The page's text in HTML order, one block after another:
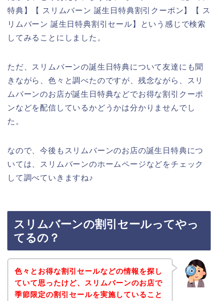
特典】【 スリムバーン 誕生日特典割引クーポン】【 ス
リムバーン 誕生日特典割引セール】という感じで検索
してみることにしました。
ただ、スリムバーンの誕生日特典について友達にも聞
きながら、色々と調べたのですが、残念ながら、スリ
ムバーンのお店が誕生日特典などでお得な割引クーポ
ンなどを配信しているかどうかは分かりませんでし
た。
なので、今後もスリムバーンのお店の誕生日特典につ
いては、スリムバーンのホームページなどをチェック
して調べていきますね♪
スリムバーンの割引セールってやっ
てるの？
色々とお得な割引セールなどの情報を探し
ていて思ったけど、スリムバーンのお店で
季節限定の割引セールを実施していること